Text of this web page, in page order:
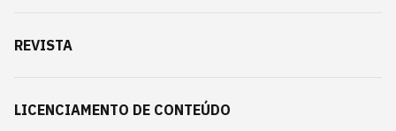
REVISTA
LICENCIAMENTO DE CONTEÚDO